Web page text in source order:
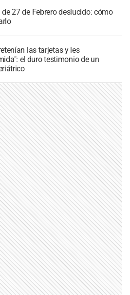
27 de Febrero deslucido: cómo
las tarjetas y les
el duro testimonio de un